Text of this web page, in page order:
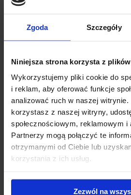
Zgoda Szczegóły
Niniejsza strona korzysta z
Wykorzystujemy pliki cookie do
i reklam, aby oferować funkcje
analizować ruch w naszej
korzystasz z naszej witryny,
społecznościowym, reklamowym i
Partnerzy mogą połączyć te
otrzymanymi od Ciebie lub
korzystania z ich usług.
Zezwól na
Cruz Airo to bagażnik dachowy z
754.00 zł